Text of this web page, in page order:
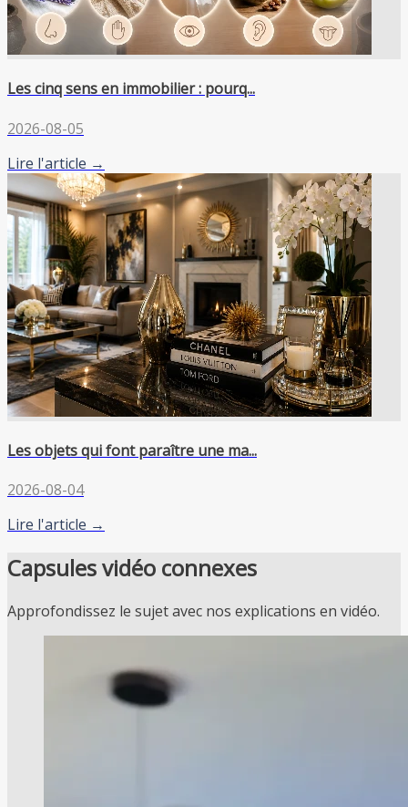
Les cinq sens en immobilier : pourq...
2026-08-05
Lire l'article →
Les objets qui font paraître une ma...
2026-08-04
Lire l'article →
Capsules vidéo connexes
Approfondissez le sujet avec nos explications en vidéo.